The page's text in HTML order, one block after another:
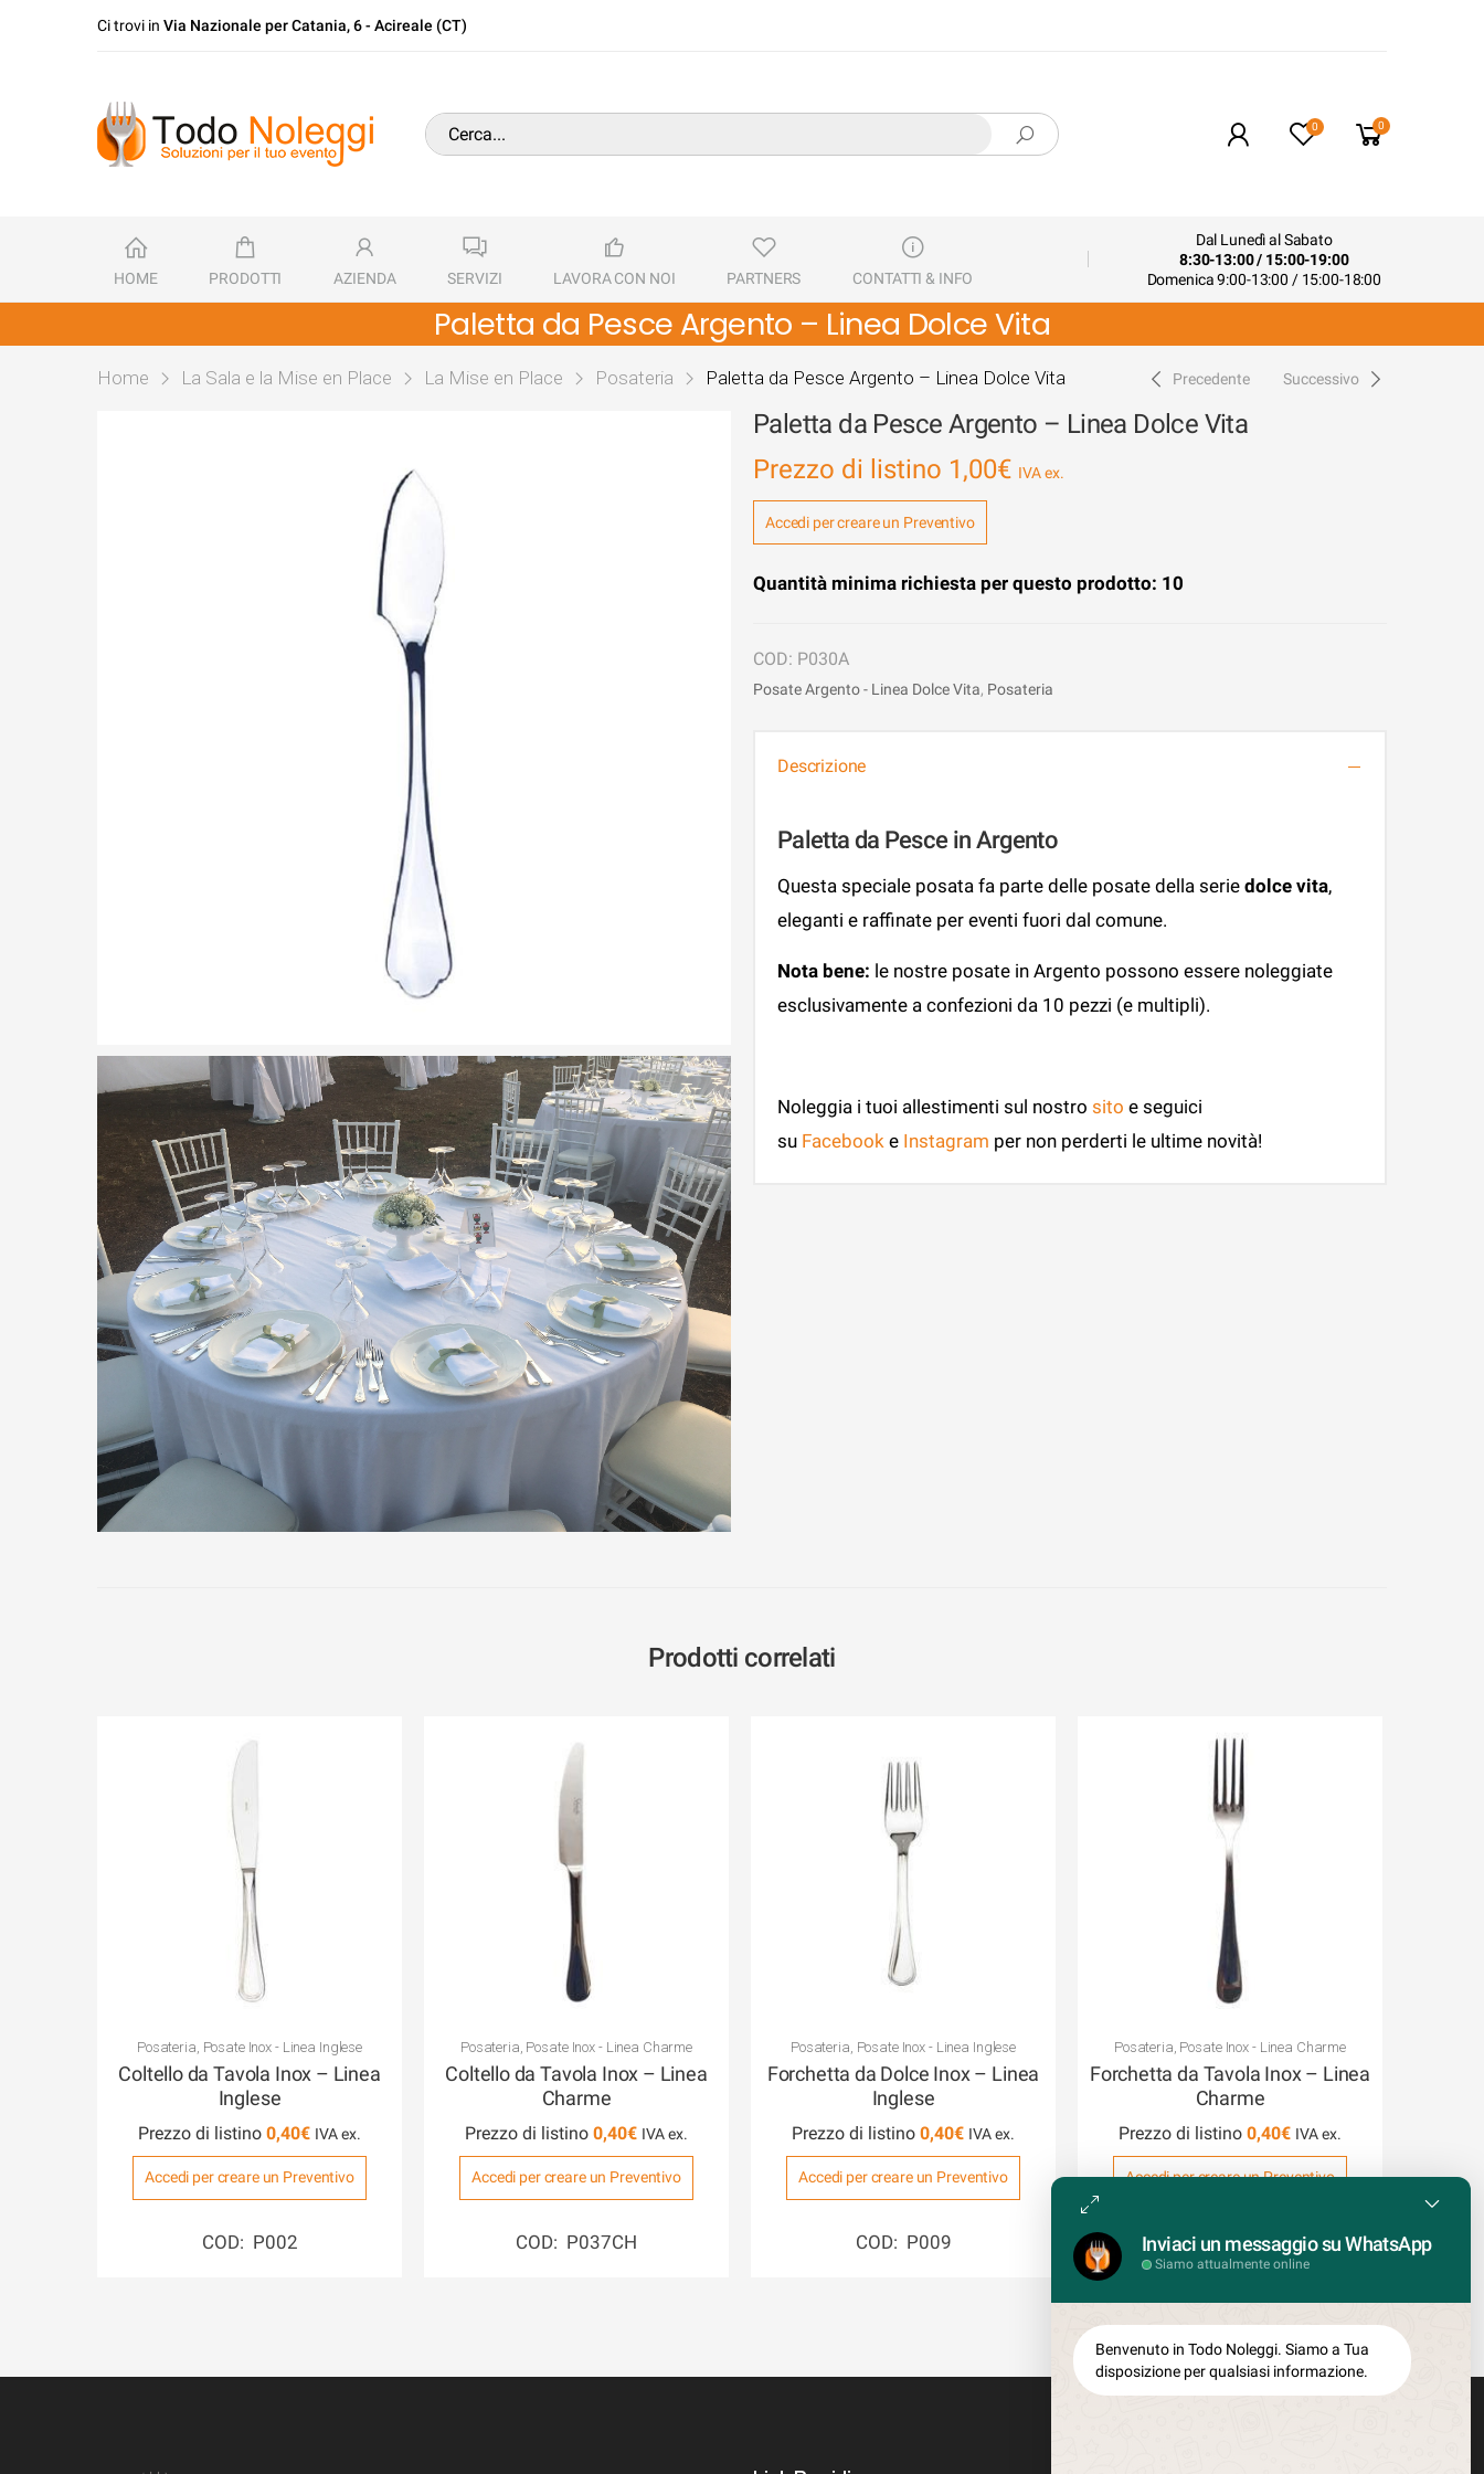
Ci trovi in Via Nazionale per Catania, 6 - Acireale (CT)
0 0
HOME PRODOTTI AZIENDA SERVIZI LAVORA CON NOI PARTNERS CONTATTI & INFO
Dal Lunedì al Sabato
8:30-13:00 / 15:00-19:00
Domenica 9:00-13:00 / 15:00-18:00
Paletta da Pesce Argento – Linea Dolce Vita
Home La Sala e la Mise en Place La Mise en Place Posateria Paletta da Pesce Argento – Linea Dolce Vita Precedente Successivo
Paletta da Pesce Argento – Linea Dolce Vita
Prezzo di listino 1,00€
Accedi per creare un Preventivo
Quantità minima richiesta per questo prodotto: 10
P030A
Posate Argento - Linea Dolce Vita, Posateria
Descrizione
Paletta da Pesce in Argento
Questa speciale posata fa parte delle posate della serie dolce vita,
eleganti e raffinate per eventi fuori dal comune.
Nota bene: le nostre posate in Argento possono essere noleggiate
esclusivamente a confezioni da 10 pezzi (e multipli).
Noleggia i tuoi allestimenti sul nostro sito e seguici
su Facebook e Instagram per non perderti le ultime novità!
Prodotti correlati
Posateria Posate Inox - Linea Inglese
Coltello da Tavola Inox – Linea
Inglese
Prezzo di listino 0,40€
Accedi per creare un Preventivo
COD: P002
Posateria Posate Inox - Linea Charme
Coltello da Tavola Inox – Linea
Charme
Prezzo di listino 0,40€
Accedi per creare un Preventivo
COD: P037CH
Posateria Posate Inox - Linea Inglese
Forchetta da Dolce Inox – Linea
Inglese
Prezzo di listino 0,40€
Accedi per creare un Preventivo
COD: P009
Posateria Posate Inox - Linea Charme
Forchetta da Tavola Inox – Linea
Charme
Prezzo di listino 0,40€
Accedi per creare un Preventivo
COD: P036CH
Inviaci un messaggio su WhatsApp
Siamo attualmente online
Benvenuto in Todo Noleggi. Siamo a Tua
disposizione per qualsiasi informazione.